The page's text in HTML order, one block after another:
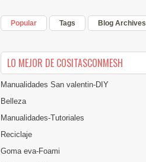
Popular Tags Blog Archives
LO MEJOR DE COSITASCONMESH
Manualidades San valentin-DIY
Belleza
Manualidades-Tutoriales
Reciclaje
Goma eva-Foami